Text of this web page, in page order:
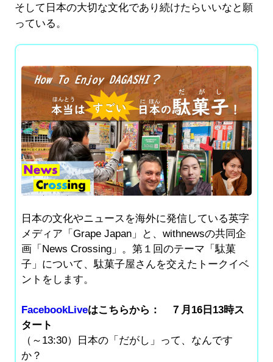
そして日本の大切な文化であり続けたらいいなと願
っている。
日本の文化やニュースを海外に発信している英字
メディア「Grape Japan」と、withnewsの共同企
画「News Crossing」。第１回のテーマ「駄菓
子」について、駄菓子屋さんを交えたトークイベ
ントをします。
FacebookLiveはこちらから：
７月16日13時ス
タート
（～13:30）日本の「だがし」って、なんです
か？